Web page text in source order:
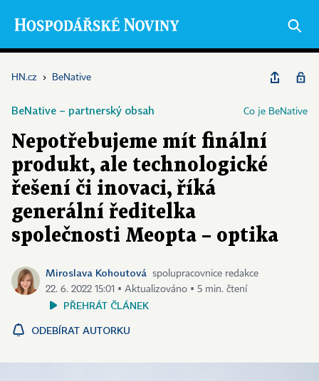
HN.cz › BeNative
BeNative – partnerský obsah Co je BeNative
Nepotřebujeme mít finální
produkt, ale technologické
řešení či inovaci, říká
generální ředitelka
společnosti Meopta – optika
Miroslava Kohoutová
spolupracovnice redakce
22. 6. 2022 15:01 ▪ Aktualizováno ▪ 5 min. čtení
PŘEHRÁT ČLÁNEK
ODEBÍRAT AUTORKU